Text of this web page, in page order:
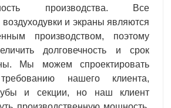
производства. Все
и экраны являются
производством, поэтому
долговечность и срок
Мы можем спроектировать
нашего клиента,
и секции, но наш клиент